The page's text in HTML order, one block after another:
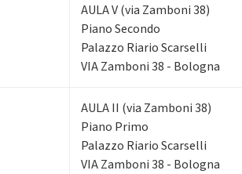
AULA V (via Zamboni 38)
Piano Secondo
Palazzo Riario Scarselli
VIA Zamboni 38 - Bologna
AULA II (via Zamboni 38)
Piano Primo
Palazzo Riario Scarselli
VIA Zamboni 38 - Bologna